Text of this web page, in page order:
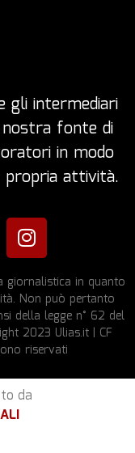
gli intermediari
nostra fonte di
in modo
attività.
giornalistica in quanto
Non può pertanto
della legge n° 62 del
2023 Ulias.it | CF
riservati
da